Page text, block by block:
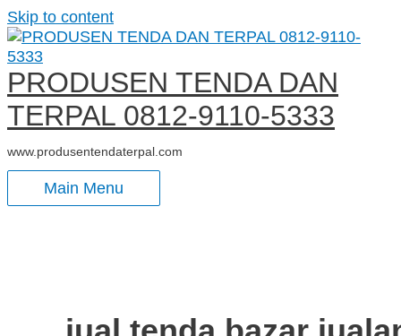
Skip to content
PRODUSEN TENDA DAN
TERPAL 0812-9110-5333
www.produsentendaterpal.com
Main Menu